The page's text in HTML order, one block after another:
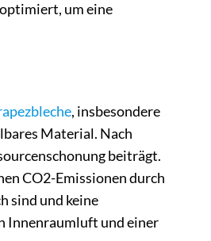
um eine
, insbesondere
Material. Nach
beiträgt.
CO2-Emissionen durch
sind und keine
Innenraumluft und einer